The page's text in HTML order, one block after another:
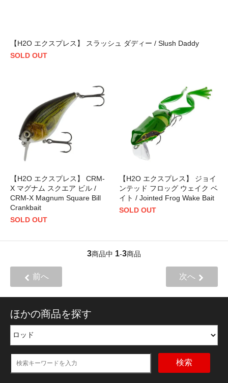
【H2O エクスプレス】 スラッシュ ダディー / Slush Daddy
SOLD OUT
【H2O エクスプレス】 CRM-
X マグナム スクエア ビル /
CRM-X Magnum Square Bill
Crankbait
SOLD OUT
【H2O エクスプレス】 ジョイ
ンテッド フロッグ ウェイク ベ
イト / Jointed Frog Wake Bait
SOLD OUT
3商品中 1-3商品
前へ 次へ
ほかの商品を探す
検索